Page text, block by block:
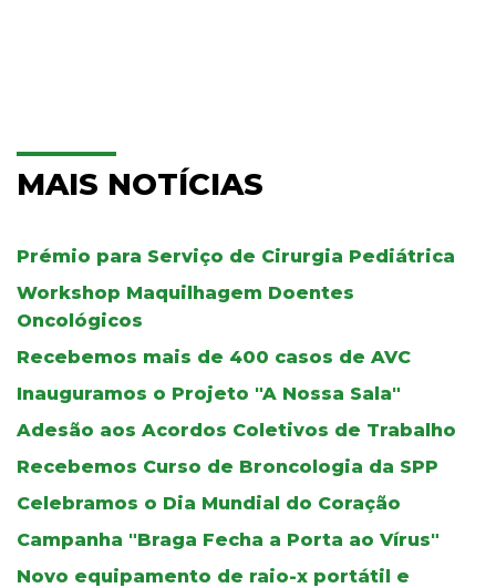
MAIS NOTÍCIAS
Prémio para Serviço de Cirurgia Pediátrica
Workshop Maquilhagem Doentes
Oncológicos
Recebemos mais de 400 casos de AVC
Inauguramos o Projeto "A Nossa Sala"
Adesão aos Acordos Coletivos de Trabalho
Recebemos Curso de Broncologia da SPP
Celebramos o Dia Mundial do Coração
Campanha "Braga Fecha a Porta ao Vírus"
Novo equipamento de raio-x portátil e